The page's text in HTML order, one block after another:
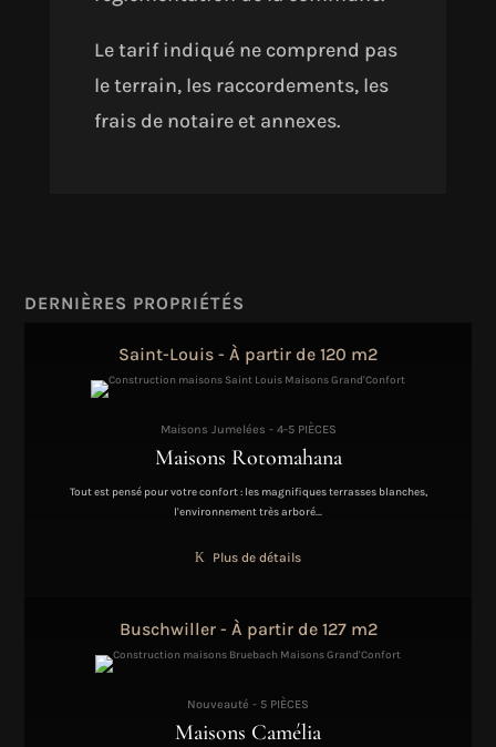
Le tarif indiqué ne comprend pas
le terrain, les raccordements, les
frais de notaire et annexes.
DERNIÈRES PROPRIÉTÉS
Saint-Louis - À partir de 120 m2
Maisons Jumelées - 4-5 PIÈCES
Maisons Rotomahana
Tout est pensé pour votre confort : les magnifiques terrasses blanches,
l'environnement très arboré…
Plus de détails
Buschwiller - À partir de 127 m2
Nouveauté - 5 PIÈCES
Maisons Camélia